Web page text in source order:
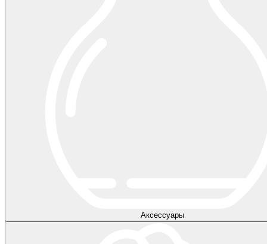
Аксессуары